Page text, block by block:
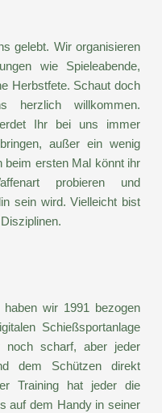
gelebt. Wir organisieren
wie Spieleabende,
Herbstfete. Schaut doch
herzlich willkommen.
Ihr bei uns immer
außer ein wenig
beim ersten Mal könnt ihr
probieren und
sein wird. Vielleicht bist
wir 1991 bezogen
Schießsportanlage
noch scharf, aber jeder
dem Schützen direkt
Training hat jeder die
auf dem Handy in seiner